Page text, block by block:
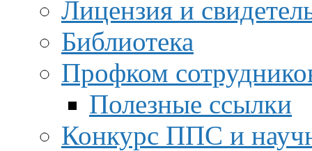
Лицензия и
Библиотека
Профком
Полезные ссылки
Конкурс ППС и